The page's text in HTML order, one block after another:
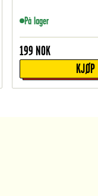
På lager
199 NOK
KJØP